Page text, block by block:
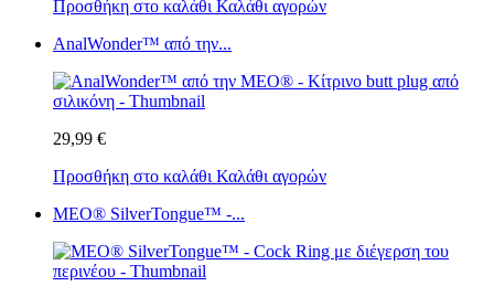
Προσθήκη στο καλάθι Καλάθι αγορών
AnalWonder™ από την...
29,99 €
Προσθήκη στο καλάθι Καλάθι αγορών
MEO® SilverTongue™ -...